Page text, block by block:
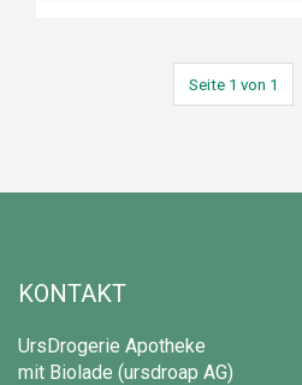
Seite 1 von 1
KONTAKT
UrsDrogerie Apotheke
mit Biolade (ursdroap AG)